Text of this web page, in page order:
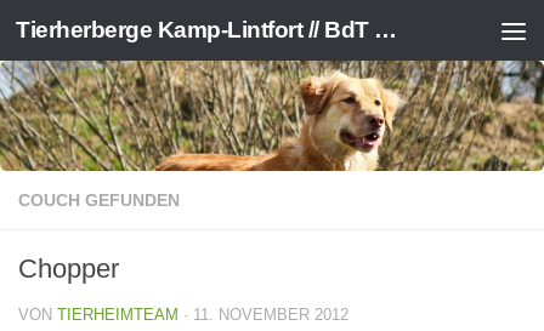
Zum Inhalt springen Tierherberge Kamp-Lintfort // BdT e.V.
COUCH GEFUNDEN
Chopper
VON TIERHEIMTEAM · 11. NOVEMBER 2012